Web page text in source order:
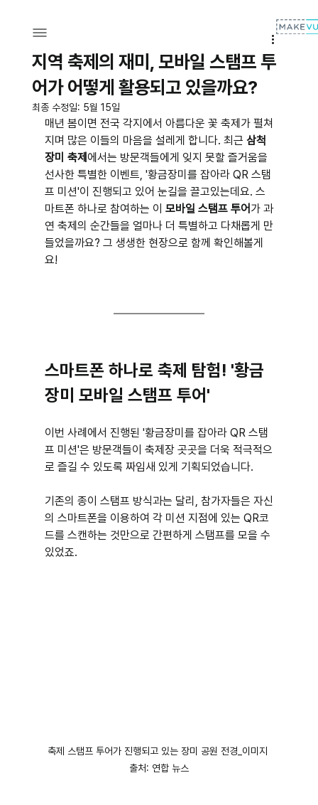
지역 축제의 재미, 모바일 스탬프 투
어가 어떻게 활용되고 있을까요?
최종 수정일: 5월 15일
매년 봄이면 전국 각지에서 아름다운 꽃 축제가 펼쳐
지며 많은 이들의 마음을 설레게 합니다. 최근 삼척
장미 축제 에서는 방문객들에게 잊지 못할 즐거움을
선사한 특별한 이벤트, '황금장미를 잡아라 QR 스탬
프 미션'이 진행되고 있어 눈길을 끌고있는데요. 스
마트폰 하나로 참여하는 이 모바일 스탬프 투어 가 과
연 축제의 순간들을 얼마나 더 특별하고 다채롭게 만
들었을까요? 그 생생한 현장으로 함께 확인해볼게
요!
스마트폰 하나로 축제 탐험! '황금
장미 모바일 스탬프 투어'
이번 사례에서 진행된 '황금장미를 잡아라 QR 스탬
프 미션'은 방문객들이 축제장 곳곳을 더욱 적극적으
로 즐길 수 있도록 짜임새 있게 기획되었습니다.
기존의 종이 스탬프 방식과는 달리, 참가자들은 자신
의 스마트폰을 이용하여 각 미션 지점에 있는 QR코
드를 스캔하는 것만으로 간편하게 스탬프를 모을 수
있었죠.
축제 스탬프 투어가 진행되고 있는 장미 공원 전경_이미지
출처: 연합 뉴스